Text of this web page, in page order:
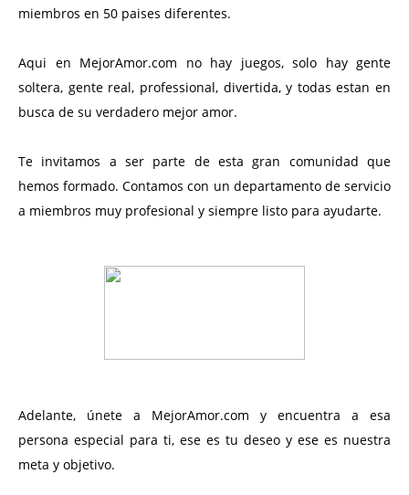
miembros en 50 paises diferentes.
Aqui en MejorAmor.com no hay juegos, solo hay gente
soltera, gente real, professional, divertida, y todas estan en
busca de su verdadero mejor amor.
Te invitamos a ser parte de esta gran comunidad que
hemos formado. Contamos con un departamento de servicio
a miembros muy profesional y siempre listo para ayudarte.
Adelante, únete a MejorAmor.com y encuentra a esa
persona especial para ti, ese es tu deseo y ese es nuestra
meta y objetivo.